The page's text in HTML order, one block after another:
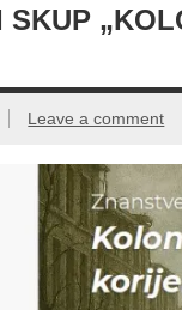
SKUP
Leave a comment